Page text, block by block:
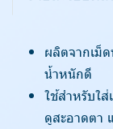
ผลิตจากเม็
น้ำหนักดี
ใช้สำหรับใ
ดูสะอาดตา